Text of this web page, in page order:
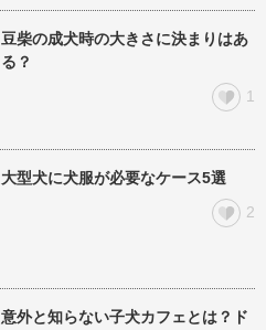
豆柴の成犬時の大きさに決まりはあ
る？
1
大型犬に犬服が必要なケース5選
2
意外と知らない子犬カフェとは？ド